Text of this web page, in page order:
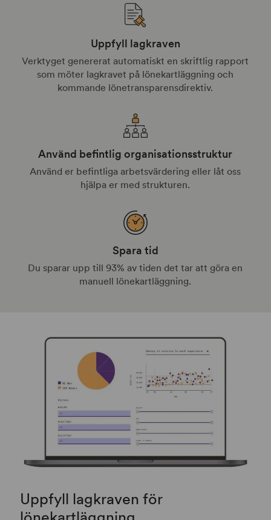
Uppfyll lagkraven
Verktyget genererat automatiskt en skriftlig rapport
som möter lagkravet på lönekartläggning och
kommande lönetransparensdirektiv.
Använd befintlig organisationsstruktur
Använd er befintliga arbetsvärdering eller låt oss
hjälpa er med strukturen.
Spara tid
Du sparar upp till 93% av tiden det tar att göra en
manuell lönekartläggning.
Uppfyll lagkraven för